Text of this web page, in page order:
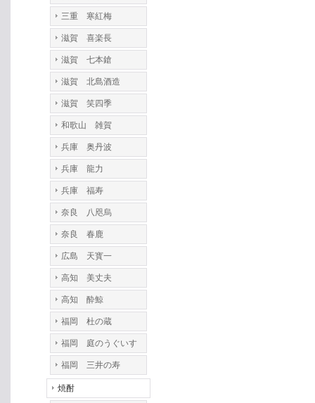
三重 寒紅梅
滋賀 喜楽長
滋賀 七本鎗
滋賀 北島酒造
滋賀 笑四季
和歌山 雑賀
兵庫 奥丹波
兵庫 龍力
兵庫 福寿
奈良 八咫烏
奈良 春鹿
広島 天寳一
高知 美丈夫
高知 酔鯨
福岡 杜の蔵
福岡 庭のうぐいす
福岡 三井の寿
焼酎